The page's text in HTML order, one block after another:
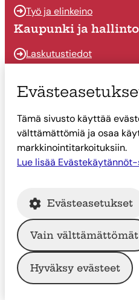
Työ ja elinkeino
Kaupunki ja hallinto
Laskutustiedot
Päätöksenteko
Talous
Yhteystiedot
Tietoa Suonenjoesta
Tietoa Suonenjoesta
© Suonenjoen kaupunki
Intranet
Tietosuoja
Evästekäytännöt
Tämä sivusto käyttää
välttämättömiä ja osaa
markkinointitarkoituksiin.
Lue lisää
Evästeasetukset
Vain välttämättömät
Hyväksy evästeet